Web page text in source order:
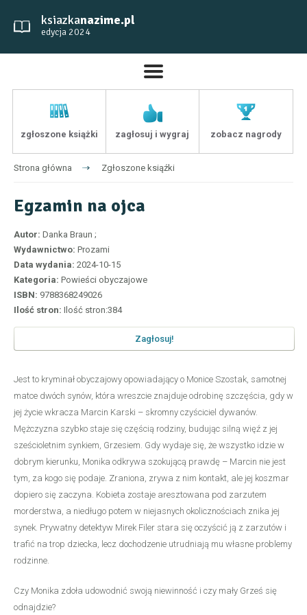
ksiazkanazime.pl
edycja 2024
zgłoszone książki zagłosuj i wygraj zobacz nagrody
Strona główna Zgłoszone ksiąźki
Egzamin na ojca
Autor: Danka Braun ;
Wydawnictwo: Prozami
Data wydania: 2024-10-15
Kategoria: Powieści obyczajowe
ISBN: 9788368249026
Ilość stron: Ilość stron:384
Zagłosuj!
Jest to kryminał obyczajowy opowiadający o Monice Szostak, samotnej
matce dwóch synów, która wreszcie znajduje odrobinę szczęścia, gdy w
jej życie wkracza Marcin Karski – skromny czyściciel dywanów.
Mężczyzna szybko staje się częścią rodziny, budując silną więź z jej
sześcioletnim synkiem, Grzesiem. Gdy wydaje się, że wszystko idzie w
dobrym kierunku, Monika odkrywa szokującą prawdę – Marcin nie jest
tym, za kogo się podaje. Zraniona, zrywa z nim kontakt, ale jej koszmar
dopiero się zaczyna. Kobieta zostaje aresztowana pod zarzutem
morderstwa, a niedługo potem w niejasnych okolicznościach znika jej
synek. Prywatny detektyw Mirek Filer stara się oczyścić ją z zarzutów i
trafić na trop dziecka, lecz dochodzenie utrudniają mu własne problemy
rodzinne.
Czy Monika zdoła udowodnić swoją niewinność i czy mały Grześ się
odnajdzie?